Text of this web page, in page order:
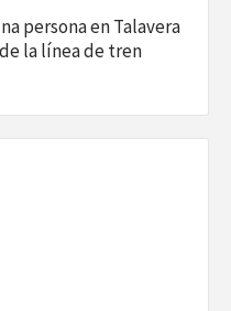
persona en Talavera
la línea de tren